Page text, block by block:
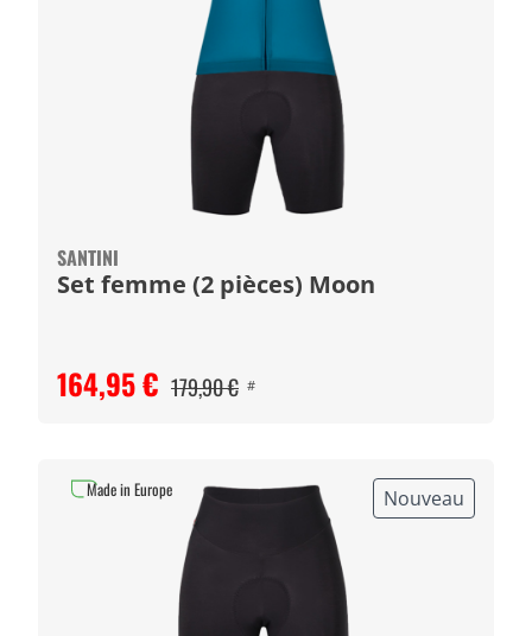
SANTINI
Set femme (2 pièces) Moon
164,95 € 179,90 € #
Nouveau
Made in Europe